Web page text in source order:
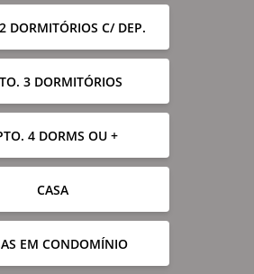
DORMITÓRIOS C/ DEP.
3 DORMITÓRIOS
4 DORMS OU +
CASA
EM CONDOMÍNIO